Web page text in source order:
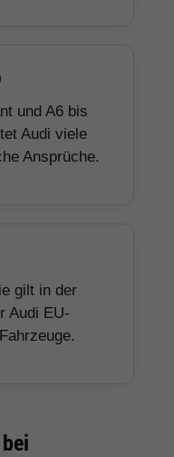
und A6 bis
Audi viele
Ansprüche.
gilt in der
Audi EU-